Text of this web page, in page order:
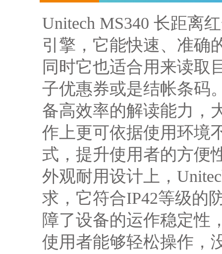
Unitech MS340 长距离
引擎，它能快速、准确
同时它也适合用来读取
子优惠券或是结帐条码
备高效率的解读能力，
作上更可依据使用环境
式，提升使用者的方便
外观耐用设计上，
求，它符合IP42等级的
障了设备的运作稳定性
使用者能够轻松操作，